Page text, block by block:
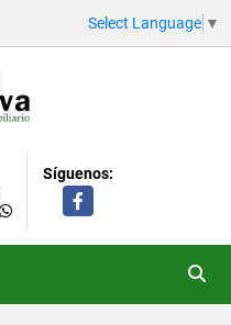
Select Language ▼
Síguenos:
Facebook